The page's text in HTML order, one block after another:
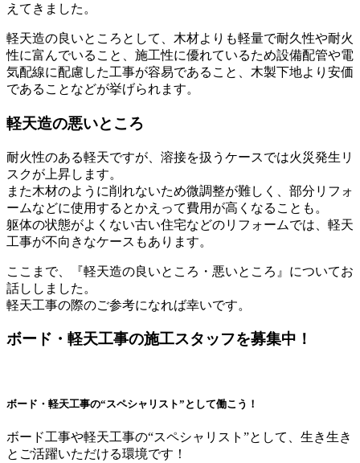
えてきました。
軽天造の良いところとして、木材よりも軽量で耐久性や耐火
性に富んでいること、施工性に優れているため設備配管や電
気配線に配慮した工事が容易であること、木製下地より安価
であることなどが挙げられます。
軽天造の悪いところ
耐火性のある軽天ですが、溶接を扱うケースでは火災発生リ
スクが上昇します。
また木材のように削れないため微調整が難しく、部分リフォ
ームなどに使用するとかえって費用が高くなることも。
躯体の状態がよくない古い住宅などのリフォームでは、軽天
工事が不向きなケースもあります。
ここまで、『軽天造の良いところ・悪いところ』についてお
話ししました。
軽天工事の際のご参考になれば幸いです。
ボード・軽天工事の施工スタッフを募集中！
ボード・軽天工事の“スペシャリスト”として働こう！
ボード工事や軽天工事の“スペシャリスト”として、生き生き
とご活躍いただける環境です！